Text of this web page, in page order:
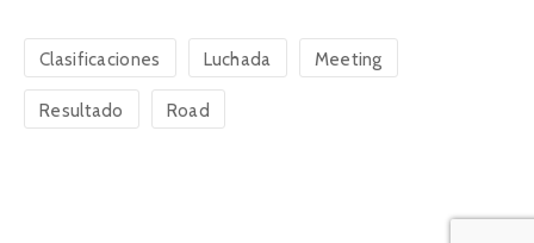
Clasificaciones Luchada Meeting
Resultado Road